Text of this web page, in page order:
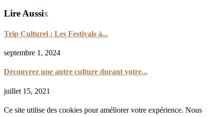
Lire Aussix
Trip Culturel : Les Festivals à...
septembre 1, 2024
Découvrez une autre culture durant votre...
juillet 15, 2021
Ce site utilise des cookies pour améliorer votre expérience. Nous